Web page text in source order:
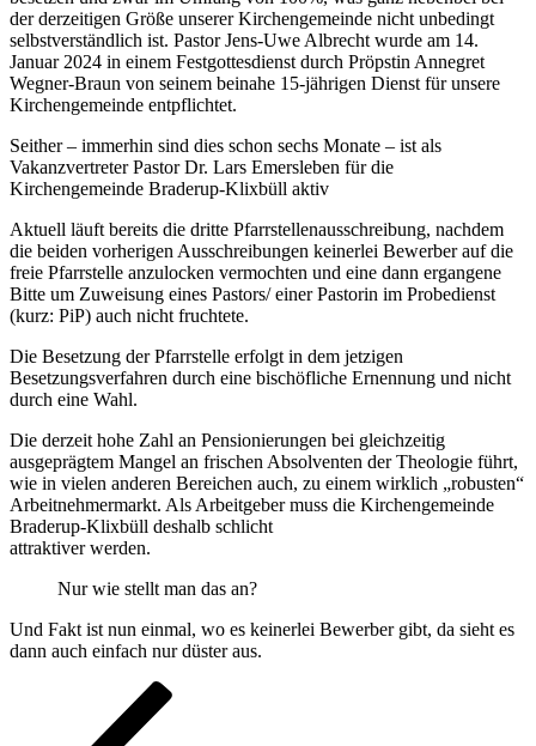
der derzeitigen Größe unserer Kirchengemeinde nicht unbedingt
selbstverständlich ist. Pastor Jens-Uwe Albrecht wurde am 14.
Januar 2024 in einem Festgottesdienst durch Pröpstin Annegret
Wegner-Braun von seinem beinahe 15-jährigen Dienst für unsere
Kirchengemeinde entpflichtet.
Seither – immerhin sind dies schon sechs Monate – ist als
Vakanzvertreter Pastor Dr. Lars Emersleben für die
Kirchengemeinde Braderup-Klixbüll aktiv
Aktuell läuft bereits die dritte Pfarrstellenausschreibung, nachdem
die beiden vorherigen Ausschreibungen keinerlei Bewerber auf die
freie Pfarrstelle anzulocken vermochten und eine dann ergangene
Bitte um Zuweisung eines Pastors/ einer Pastorin im Probedienst
(kurz: PiP) auch nicht fruchtete.
Die Besetzung der Pfarrstelle erfolgt in dem jetzigen
Besetzungsverfahren durch eine bischöfliche Ernennung und nicht
durch eine Wahl.
Die derzeit hohe Zahl an Pensionierungen bei gleichzeitig
ausgeprägtem Mangel an frischen Absolventen der Theologie führt,
wie in vielen anderen Bereichen auch, zu einem wirklich „robusten“
Arbeitnehmermarkt. Als Arbeitgeber muss die Kirchengemeinde
Braderup-Klixbüll deshalb schlicht
attraktiver werden.
Nur wie stellt man das an?
Und Fakt ist nun einmal, wo es keinerlei Bewerber gibt, da sieht es
dann auch einfach nur düster aus.
Seitennummerierung